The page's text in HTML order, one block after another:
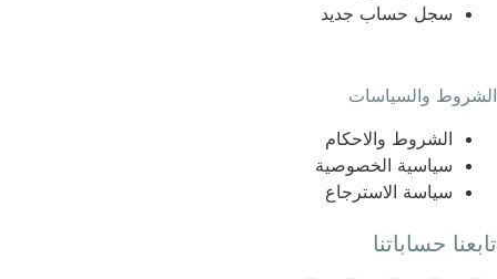
سجل حساب جديد
الشروط والسياسات
الشروط والاحكام
سياسية الخصوصية
سياسة الاسترجاع
تابعنا حساباتنا